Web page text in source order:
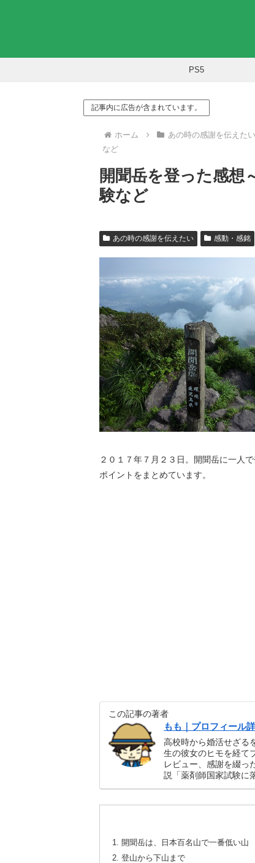
PS5
記事内に広告が含まれています。
ホーム あの時の感謝を伝えたい
など
開聞岳を登った感想
験など
あの時の感謝を伝えたい 感動・感銘
２０１７年７月２３日。開聞岳に一人
ポイントをまとめています。
この記事の著者
もも｜プロフィール
高校時から婚活せざ
生の彼女のヒモを経て
レビュー、感謝を綴っ
説「薬剤師国家試験に
開聞岳は、日本百名山で一番低い山
登山から下山まで